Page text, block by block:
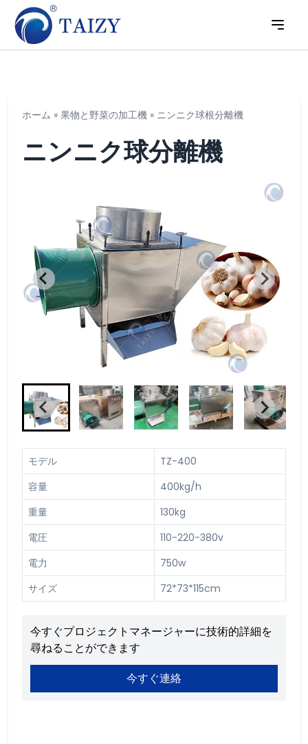
ホーム » 果物と野菜の加工機 » ニンニク球根分離機
ニンニク球分離機
モデル
TZ-400
容量
400kg/h
重量
130kg
電圧
110-220-380v
電力
750w
サイズ
72*73*115cm
今すぐプロジェクトマネージャーに技術的詳細を
尋ねることができます
今すぐ連絡